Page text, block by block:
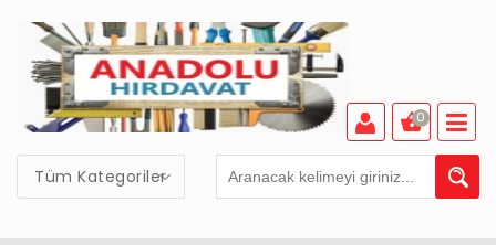
Tüm Kategoriler
0